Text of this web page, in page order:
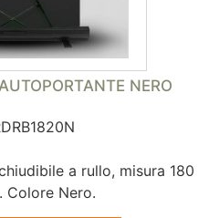
NERO
a rullo, misura 180
Colore Nero.